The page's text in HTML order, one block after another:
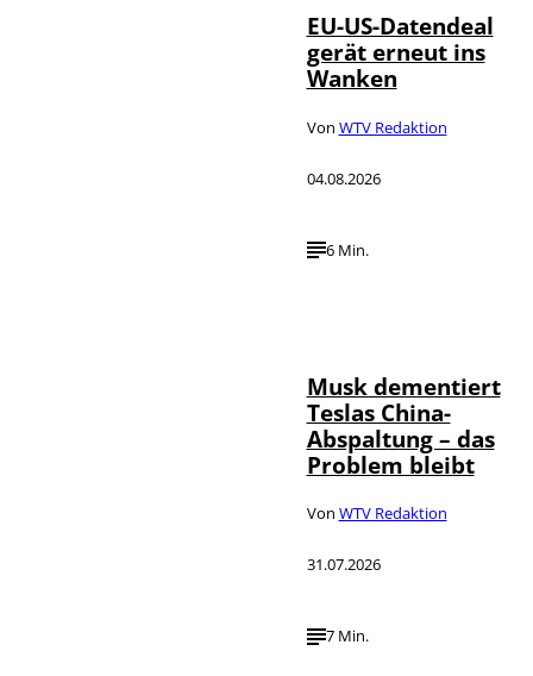
EU-US-Datendeal
gerät erneut ins
Wanken
Von WTV Redaktion
04.08.2026
6 Min.
Musk dementiert
Teslas China-
Abspaltung – das
Problem bleibt
Von WTV Redaktion
31.07.2026
7 Min.